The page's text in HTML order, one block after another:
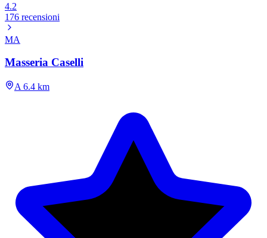
4.2
176 recensioni
MA
Masseria Caselli
A 6.4 km